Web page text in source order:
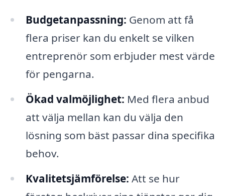
Budgetanpassning: Genom att få
flera priser kan du enkelt se vilken
entreprenör som erbjuder mest värde
för pengarna.
Ökad valmöjlighet: Med flera anbud
att välja mellan kan du välja den
lösning som bäst passar dina specifika
behov.
Kvalitetsjämförelse: Att se hur